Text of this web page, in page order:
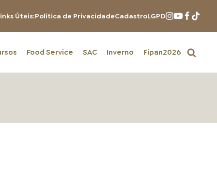
Úteis:Política de PrivacidadeCadastroLGPD
Food Service SAC Inverno Fipan2026